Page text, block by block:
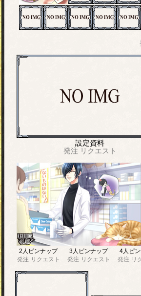
設定資料
発注 リクエスト
2人ピンナップ
発注 リクエスト
3人ピンナップ
発注 リクエスト
4人ピ
発注 リ